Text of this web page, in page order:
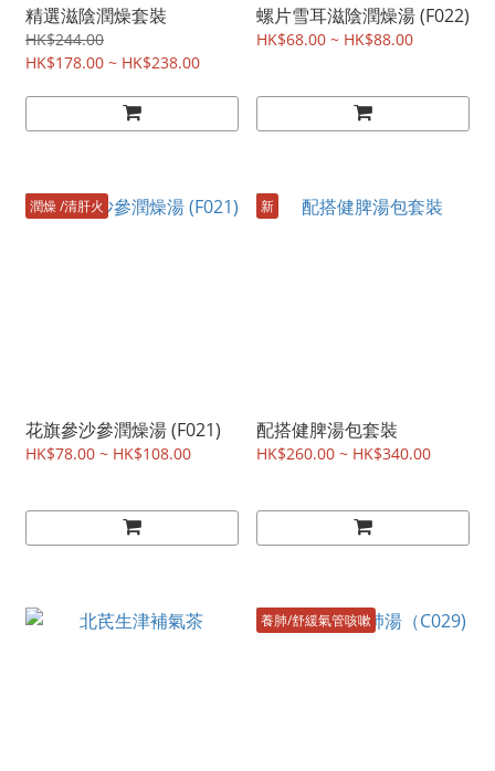
精選滋陰潤燥套裝
HK$244.00
HK$178.00 ~ HK$238.00
螺片雪耳滋陰潤燥湯 (F022)
HK$68.00 ~ HK$88.00
潤燥 /清肝火
花旗參沙參潤燥湯 (F021)
HK$78.00 ~ HK$108.00
新
配搭健脾湯包套裝
HK$260.00 ~ HK$340.00
養肺/舒緩氣管咳嗽